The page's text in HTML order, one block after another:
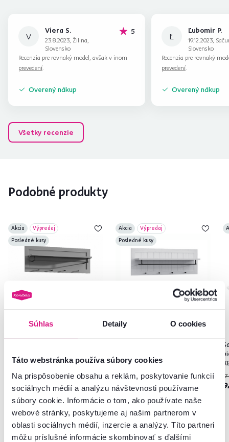
Súhlas Detaily O cookies
Táto webstránka používa súbory cookies
Na prispôsobenie obsahu a reklám, poskytovanie funkcií
sociálnych médií a analýzu návštevnosti používame
súbory cookie. Informácie o tom, ako používate naše
webové stránky, poskytujeme aj našim partnerom v
oblasti sociálnych médií, inzercie a analýzy. Títo partneri
môžu príslušné informácie skombinovať s ďalšími
V
Viera S.
23.8.2023, Žilina,
Slovensko
5hviezdičiek
Recenzia pre rovnaký model, avšak v inom
prevedení.
Overený nákup
Ľ
Ľubomir P.
19.12.2023,
Slovensko
Recenzia pre rovnaký
prevedení.
Overený nákup
Všetky recenzie
Podobné produkty
Akcia
Výpredaj
Posledné kusy
119 €
89 € -25%
3 Farba - detailná
Akcia
Výpredaj
Posledné kusy
119 €
89 € -25%
3 Farba - detailná